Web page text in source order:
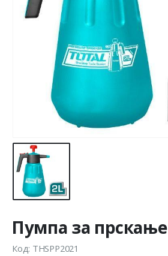
Пумпа за прскање
Код: THSPP2021